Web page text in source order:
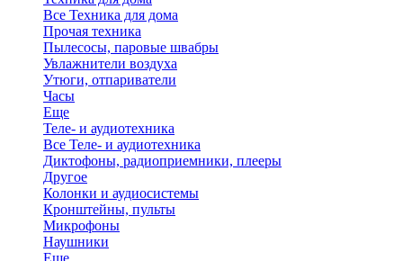
Все Техника для дома
Прочая техника
Пылесосы, паровые швабры
Увлажнители воздуха
Утюги, отпариватели
Часы
Еще
Теле- и аудиотехника
Все Теле- и аудиотехника
Диктофоны, радиоприемники, плееры
Другое
Колонки и аудиосистемы
Кронштейны, пульты
Микрофоны
Наушники
Еще